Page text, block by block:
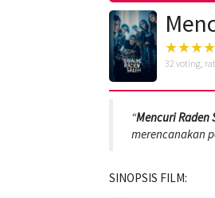
32 voting,
“Mencuri Raden
merencanakan
SINOPSIS FILM: